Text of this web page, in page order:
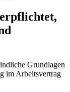
Grundlagen
im Arbeitsvertrag